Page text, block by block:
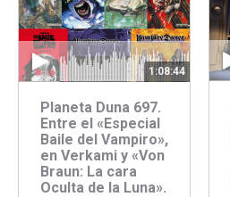
1:08:44
Planeta Duna 697.
Entre el «Especial
Baile del Vampiro»,
en Verkami y «Von
Braun: La cara
Oculta de la Luna».